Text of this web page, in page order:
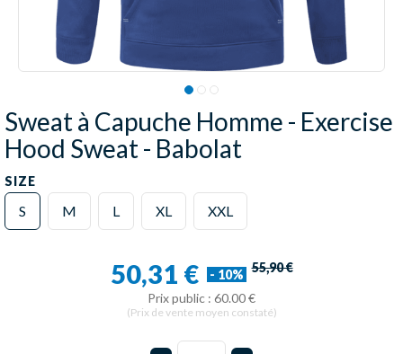
Sweat à Capuche Homme - Exercise
Hood Sweat - Babolat
SIZE
S M L XL XXL
50,31 € - 10% 55,90 €
Prix public : 60.00 €
(Prix de vente moyen constaté)